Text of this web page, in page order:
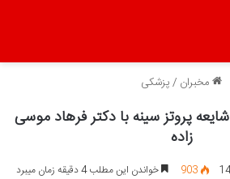
مخبران /پزشکی
پروتز سینه؛ بررسی 5 شایعه پروتز سینه با دکتر فرهاد موسی
زاده
903 خواندن این مطلب 4 دقیقه زمان میبرد